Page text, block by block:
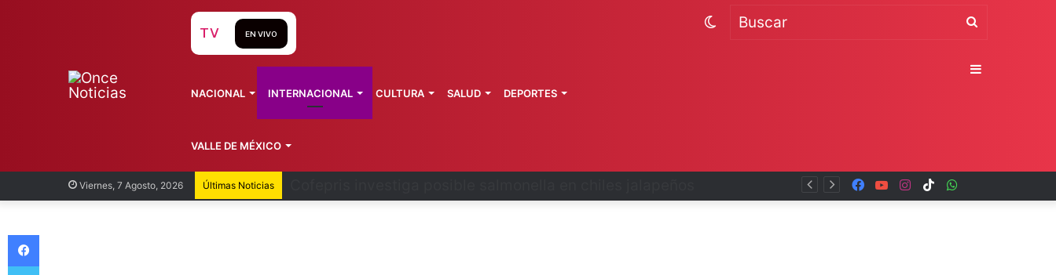
Viernes, 7 Agosto, 2026 Últimas Noticias TikTok
Instagram
YouTube
Facebook
TV EN VIVO
NACIONAL INTERNACIONAL CULTURA SALUD DEPORTES
VALLE DE MÉXICO
Buscar
Switch
Sidebar
Facebook
Twitter